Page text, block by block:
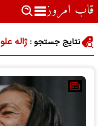
نتایج جستجو : ژاله علو